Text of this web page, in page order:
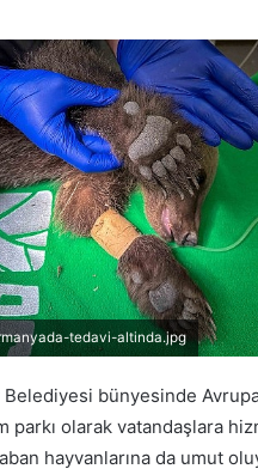
tedavi-altinda.jpg
bünyesinde
parkı olarak vatandaşlara
hayvanlarına da umut